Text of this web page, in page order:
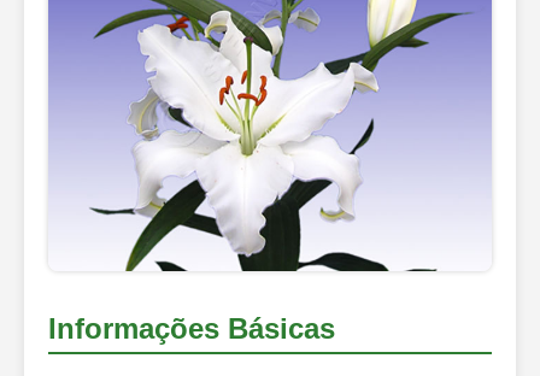
Informações Básicas